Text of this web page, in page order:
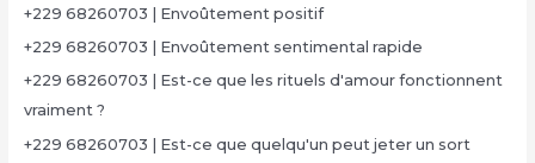
+229 68260703 | Envoûtement positif
+229 68260703 | Envoûtement sentimental rapide
+229 68260703 | Est-ce que les rituels d'amour fonctionnent
vraiment ?
+229 68260703 | Est-ce que quelqu'un peut jeter un sort